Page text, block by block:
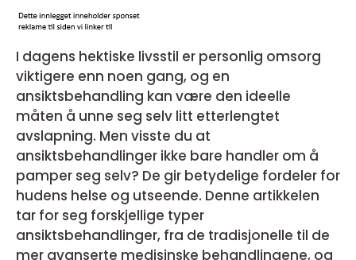
I dagens hektiske livsstil er personlig omsorg
viktigere enn noen gang, og en
ansiktsbehandling kan være den ideelle
måten å unne seg selv litt etterlengtet
avslapning. Men visste du at
ansiktsbehandlinger ikke bare handler om å
pamper seg selv? De gir betydelige fordeler for
hudens helse og utseende. Denne artikkelen
tar for seg forskjellige typer
ansiktsbehandlinger, fra de tradisjonelle til de
mer avanserte medisinske behandlingene, og